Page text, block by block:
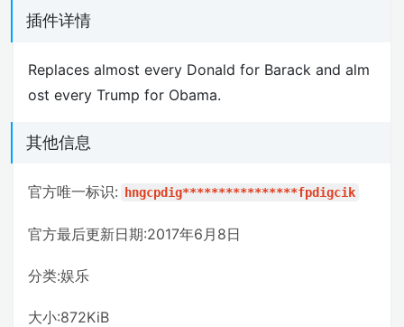
插件详情
Replaces almost every Donald for Barack and alm
ost every Trump for Obama.
其他信息
官方唯一标识: hngcpdig****************fpdigcik
官方最后更新日期:2017年6月8日
分类:娱乐
大小:872KiB